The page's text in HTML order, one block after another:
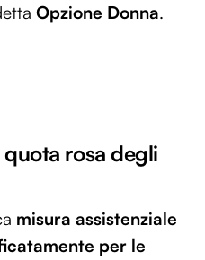
Opzione Donna.
rosa degli
misura assistenziale
per le